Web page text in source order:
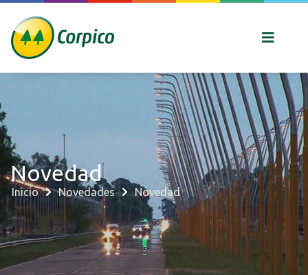
Novedad
Inicio Novedades Novedad